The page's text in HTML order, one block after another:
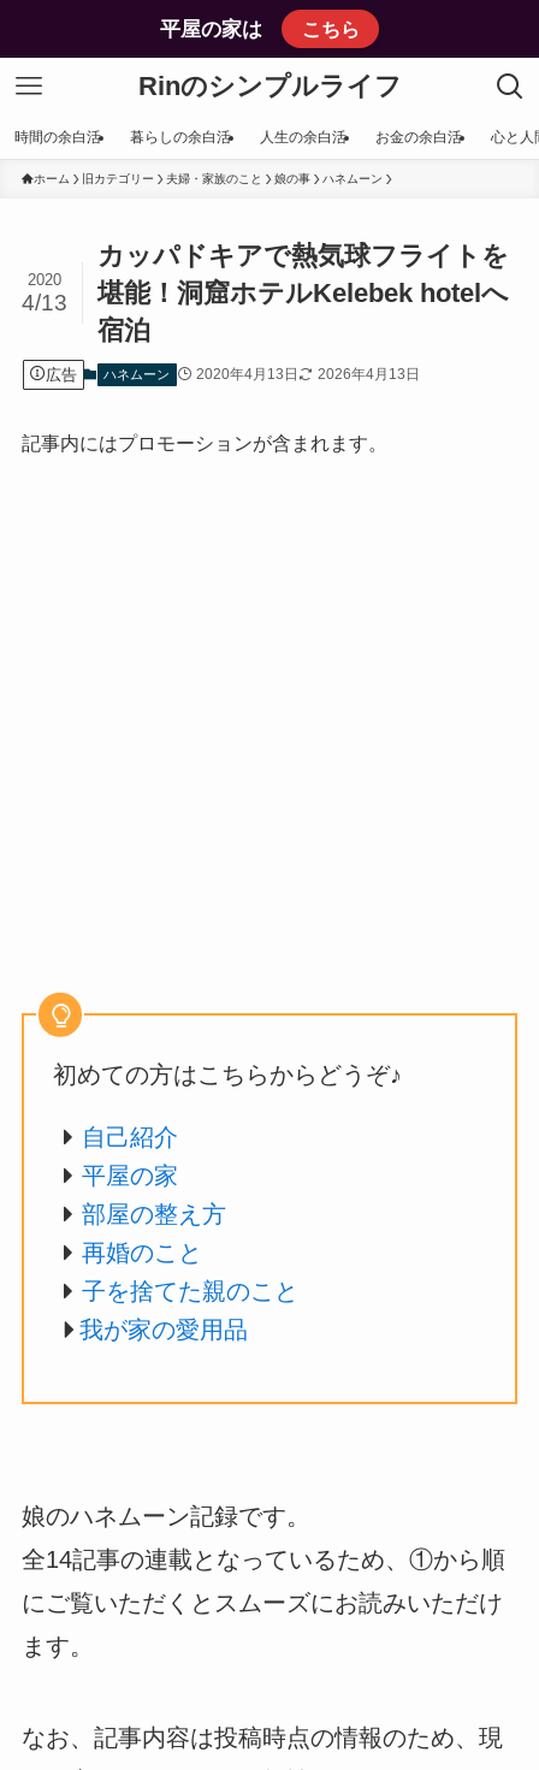
平屋の家は こちら
Rinのシンプルライフ
時間の余白活 暮らしの余白活 人生の余白活 お金の余白活 心と人
ホーム 旧カテゴリー 夫婦・家族のこと 娘の事 ハネムーン
カッパドキアで熱気球フライトを
堪能！洞窟ホテルKelebek hotelへ
宿泊
2020
4/13
広告 ハネムーン 2020年4月13日 2026年4月13日
記事内にはプロモーションが含まれます。
初めての方はこちらからどうぞ♪
自己紹介
平屋の家
部屋の整え方
再婚のこと
子を捨てた親のこと
我が家の愛用品
娘のハネムーン記録です。
全14記事の連載となっているため、①から順
にご覧いただくとスムーズにお読みいただけ
ます。
なお、記事内容は投稿時点の情報のため、現